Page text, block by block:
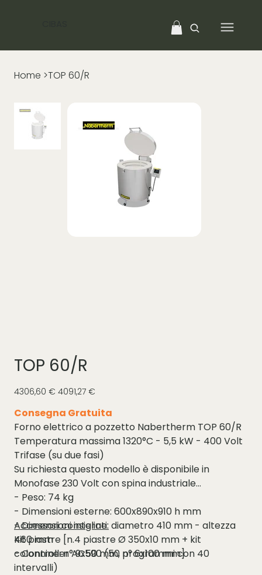
Home >TOP 60/R
TOP 60/R
Prezzo
originale
4306,60 €
Prezzo
scontato
4091,27 €
Consegna Gratuita
Forno elettrico a pozzetto Nabertherm TOP 60/R
Temperatura massima 1320°C - 5,5 kW - 400 Volt
Trifase (su due fasi)
Su richiesta questo modello è disponibile in
Monofase 230 Volt con spina industriale
- Peso: 74 kg
- Dimensioni esterne: 600x890x910 h mm
- Dimensioni interne: diametro 410 mm - altezza
460 mm
- Controller AC590 (50 programmi con 40
intervalli)
Accessori consigliati:
Kit piastre [n.4 piastre Ø 350x10 mm + kit
colonnine: n° 9x50 mm, n° 6x100 mm]